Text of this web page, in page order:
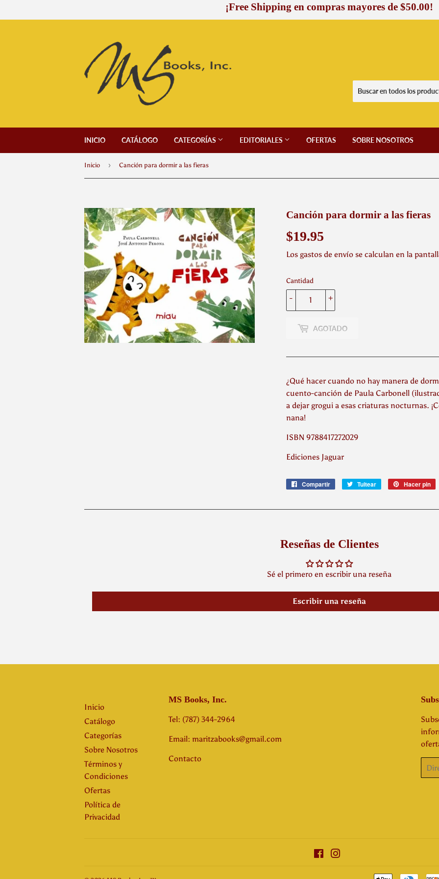
¡Free Shipping en compras mayores de $50.00!
INICIO CATÁLOGO CATEGORÍAS EDITORIALES OFERTAS SOBRE NOSOTROS
Inicio › Canción para dormir a las fieras
Canción para dormir a las fieras
$19.95
Los gastos de envío se calculan en la
Cantidad
+
-
AGOTADO
¿Qué hacer cuando no hay manera de
cuento-canción de Paula Carbonell
a dejar grogui a esas criaturas nocturnas.
nana!
ISBN 9788417272029
Ediciones Jaguar
Compartir
CompartirTuitear
Tuitear Hacer pin
Reseñas de Clientes
Sé el primero en escribir una reseña
Escribir una reseña
Inicio
Catálogo
Categorías
Sobre Nosotros
Términos y
Condiciones
Ofertas
Política de
Privacidad
MS Books, Inc.
Tel: (787) 344-2964
Email: maritzabooks@gmail.com
Contacto
Facebook